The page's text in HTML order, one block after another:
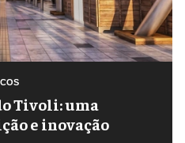
Tivoli: uma
e inovação